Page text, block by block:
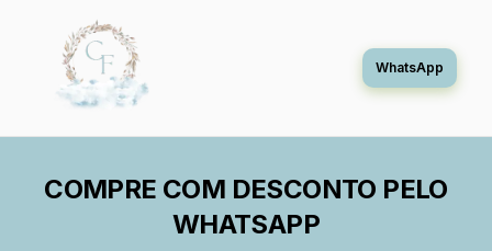
WhatsApp
COMPRE COM DESCONTO PELO
WHATSAPP